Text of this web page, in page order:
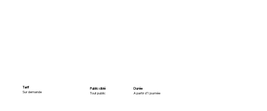
Tarif
Sur demande
Public ciblé
Tout public
Durée
A partir d'1 journée